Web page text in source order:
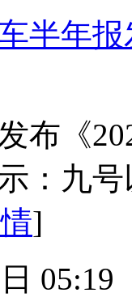
半年
布《
：九
]
05:19